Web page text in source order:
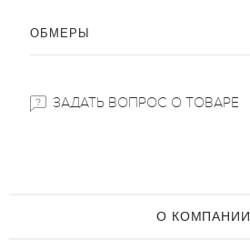
ОБМЕРЫ
ЗАДАТЬ ВОПРОС О ТОВАРЕ
О КОМПАНИИ